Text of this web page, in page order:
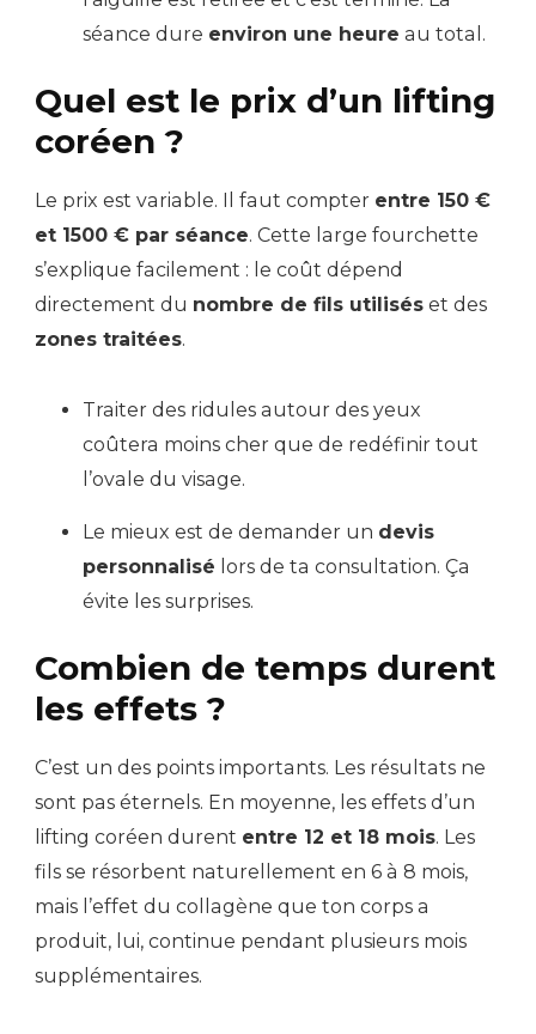
séance dure environ une heure au total.
Quel est le prix d’un lifting
coréen ?
Le prix est variable. Il faut compter entre 150 €
et 1500 € par séance. Cette large fourchette
s’explique facilement : le coût dépend
directement du nombre de fils utilisés et des
zones traitées.
Traiter des ridules autour des yeux
coûtera moins cher que de redéfinir tout
l’ovale du visage.
Le mieux est de demander un devis
personnalisé lors de ta consultation. Ça
évite les surprises.
Combien de temps durent
les effets ?
C’est un des points importants. Les résultats ne
sont pas éternels. En moyenne, les effets d’un
lifting coréen durent entre 12 et 18 mois. Les
fils se résorbent naturellement en 6 à 8 mois,
mais l’effet du collagène que ton corps a
produit, lui, continue pendant plusieurs mois
supplémentaires.